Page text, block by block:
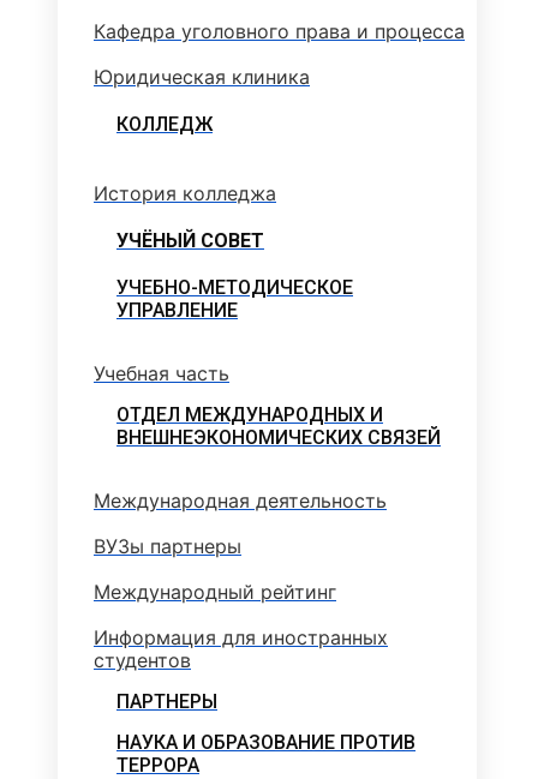
Кафедра уголовного права и процесса
Юридическая клиника
КОЛЛЕДЖ
История колледжа
УЧЁНЫЙ СОВЕТ
УЧЕБНО-МЕТОДИЧЕСКОЕ
УПРАВЛЕНИЕ
Учебная часть
ОТДЕЛ МЕЖДУНАРОДНЫХ И
ВНЕШНЕЭКОНОМИЧЕСКИХ СВЯЗЕЙ
Международная деятельность
ВУЗы партнеры
Международный рейтинг
Информация для иностранных
студентов
ПАРТНЕРЫ
НАУКА И ОБРАЗОВАНИЕ ПРОТИВ
ТЕРРОРА